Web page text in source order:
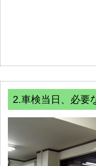
2.車検当日、必要